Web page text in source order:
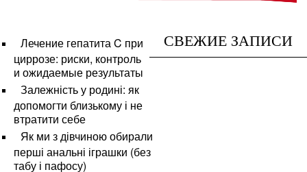
СВЕЖИЕ ЗАПИСИ
Лечение гепатита C при
циррозе: риски, контроль
и ожидаемые результаты
Залежність у родині: як
допомогти близькому і не
втратити себе
Як ми з дівчиною обирали
перші анальні іграшки (без
табу і пафосу)